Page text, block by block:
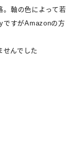
。軸の色によって若
ですがAmazonの方
んでした